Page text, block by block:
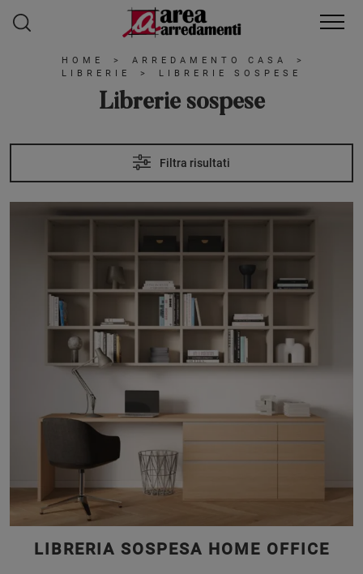
HOME > ARREDAMENTO CASA
>
LIBRERIE
> LIBRERIE SOSPESE
Librerie sospese
Filtra risultati
LIBRERIA SOSPESA HOME OFFICE